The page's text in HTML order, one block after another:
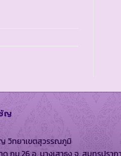
ญ
วิทยาเขตสุวรรณภูมิ
กม.26 อ. บางเสาธง จ. สมุทรปราก